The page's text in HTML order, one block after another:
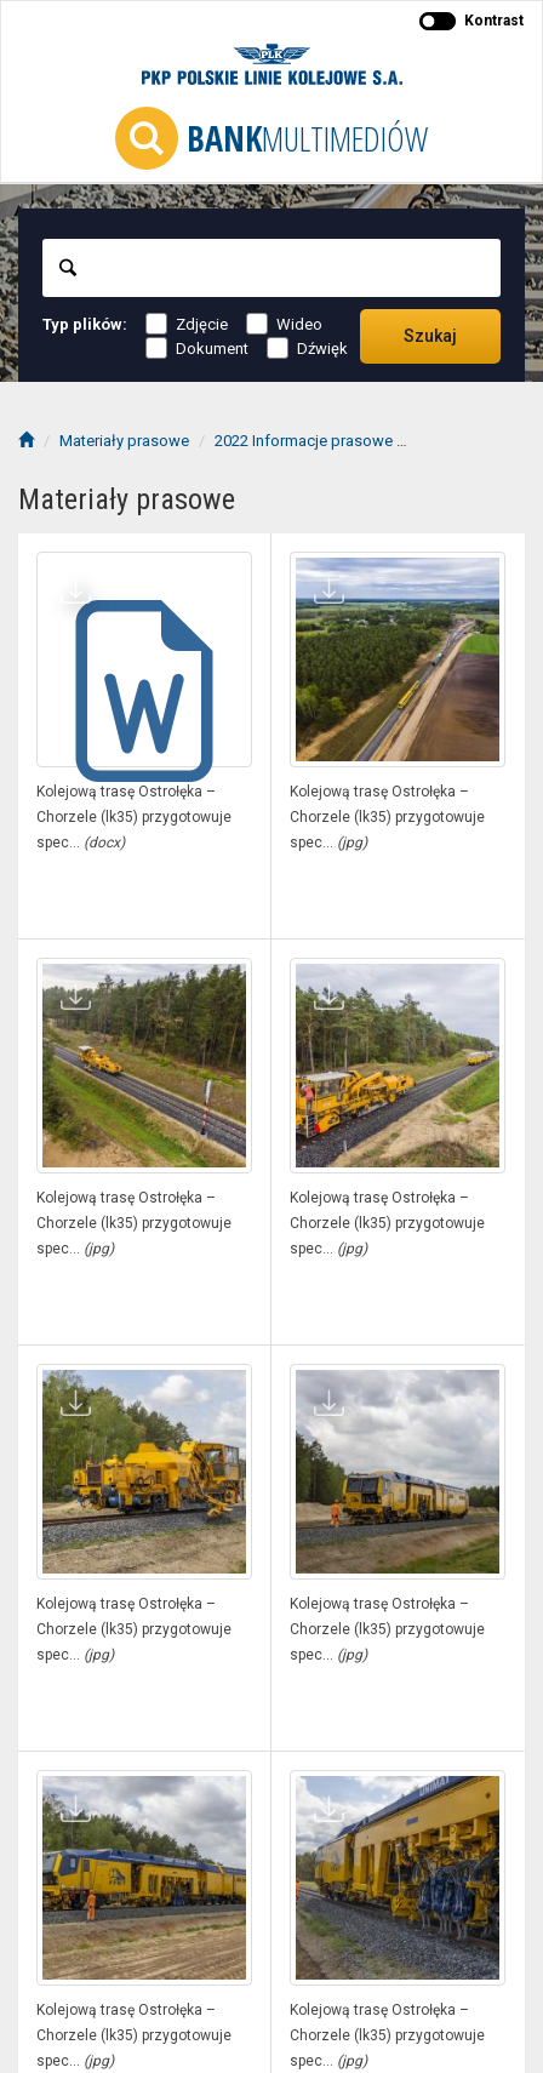
BANKMULTIMEDIÓW
Kontrast
Typ plików: Zdjęcie
Wideo
Dokument
Dźwięk
Szukaj
Materiały prasowe 2022 Informacje prasowe
Materiały prasowe
Kolejową trasę Ostrołęka –
Chorzele (lk35) przygotowuje
spec... (docx)
Kolejową trasę Ostrołęka –
Chorzele (lk35) przygotowuje
spec... (jpg)
Kolejową trasę Ostrołęka –
Chorzele (lk35) przygotowuje
spec... (jpg)
Kolejową trasę Ostrołęka –
Chorzele (lk35) przygotowuje
spec... (jpg)
Kolejową trasę Ostrołęka –
Chorzele (lk35) przygotowuje
spec... (jpg)
Kolejową trasę Ostrołęka –
Chorzele (lk35) przygotowuje
spec... (jpg)
Kolejową trasę Ostrołęka –
Chorzele (lk35) przygotowuje
spec... (jpg)
Kolejową trasę Ostrołęka –
Chorzele (lk35) przygotowuje
spec... (jpg)